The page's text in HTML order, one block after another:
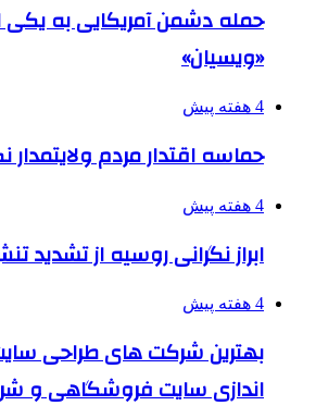
حمله دشمن آمریکایی به یکی
«ویسیان»
4 هفته پیش
حماسه اقتدار مردم ولایتمدار
4 هفته پیش
ابراز نگرانی روسیه از تشدید
4 هفته پیش
بهترین شرکت های طراحی سایت
اندازی سایت فروشگاهی و